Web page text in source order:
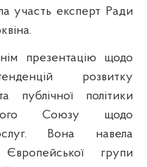
участь експерт Ради
презентацію щодо
розвитку
публічної політики
Союзу щодо
Вона навела
групи